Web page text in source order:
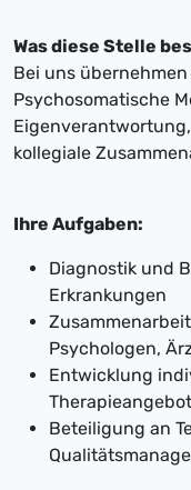
Was diese Stelle
Bei uns
Psychosomatische
kollegiale
Ihre Aufgaben:
Diagnostik und
Erkrankungen
Psychologen,
Entwicklung
Beteiligung an